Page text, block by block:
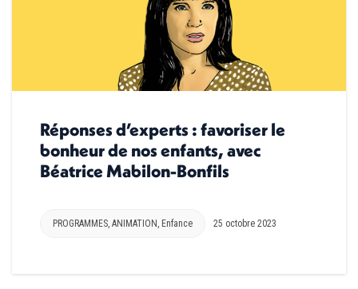
Réponses d’experts : favoriser le
bonheur de nos enfants, avec
Béatrice Mabilon-Bonfils
PROGRAMMES, ANIMATION , Enfance 25 octobre 2023